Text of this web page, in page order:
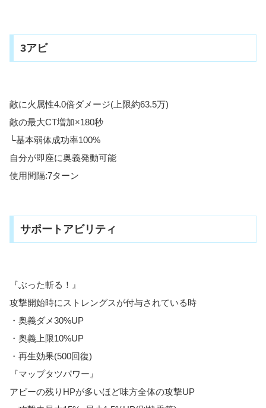
3アビ
敵に火属性4.0倍ダメージ(上限約63.5万)
敵の最大CT増加×180秒
└基本弱体成功率100%
自分が即座に奥義発動可能
使用間隔:7ターン
サポートアビリティ
『ぶった斬る！』
攻撃開始時にストレングスが付与されている時
・奥義ダメ30%UP
・奥義上限10%UP
・再生効果(500回復)
『マップタツパワー』
アビーの残りHPが多いほど味方全体の攻撃UP